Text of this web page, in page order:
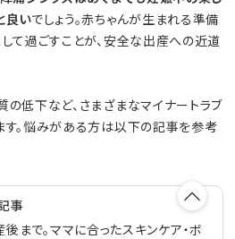
良いでしょう。赤ちゃんが生まれる準備
て過ごすことが、安全な出産への近道
低下など、さまざまなマイナートラブ
す。悩みがある方は以下の記事を参考
事
まで。ママに合ったスキンケア・ボ